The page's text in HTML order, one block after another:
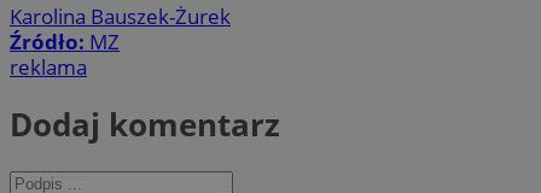
Karolina Bauszek-Żurek
Źródło: MZ
reklama
Dodaj komentarz